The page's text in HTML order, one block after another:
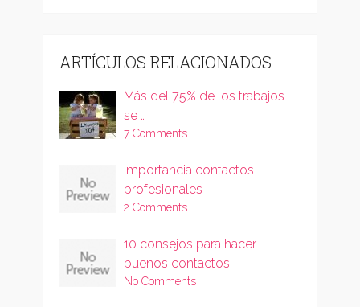
ARTÍCULOS RELACIONADOS
Más del 75% de los trabajos
se …
7 Comments
Importancia contactos
profesionales
2 Comments
10 consejos para hacer
buenos contactos
No Comments